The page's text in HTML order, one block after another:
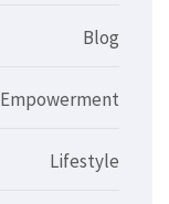
Blog
Empowerment
Lifestyle